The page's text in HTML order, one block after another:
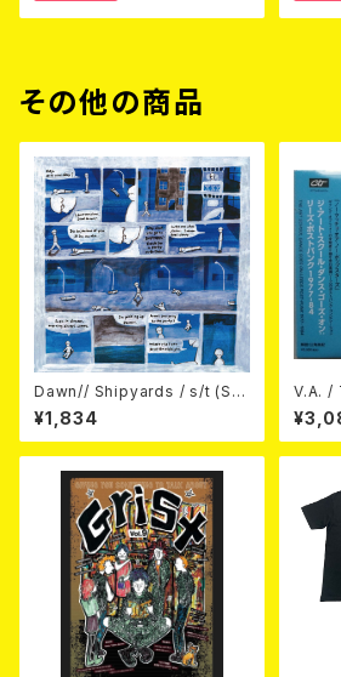
その他の商品
Dawn// Shipyards / s/t (Spl
it) LP＋CD
¥1,834
V.A. /
ANCE
ST-
ー付